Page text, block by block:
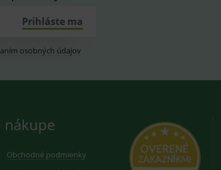
Prihláste ma
osobných údajov
nákupe
Obchodné podmienky